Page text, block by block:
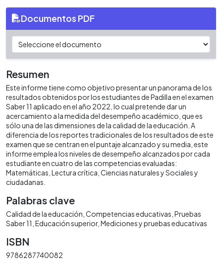
Documentos PDF
Resumen
Este informe tiene como objetivo presentar un panorama de los
resultados obtenidos por los estudiantes de Padilla en el examen
Saber 11 aplicado en el año 2022, lo cual pretende dar un
acercamiento a la medida del desempeño académico, que es
sólo una de las dimensiones de la calidad de la educación. A
diferencia de los reportes tradicionales de los resultados de este
examen que se centran en el puntaje alcanzado y su media, este
informe emplea los niveles de desempeño alcanzados por cada
estudiante en cuatro de las competencias evaluadas:
Matemáticas, Lectura crítica, Ciencias naturales y Sociales y
ciudadanas.
Palabras clave
Calidad de la educación Competencias educativas Pruebas
Saber 11 Educación superior Mediciones y pruebas educativas
ISBN
9786287740082